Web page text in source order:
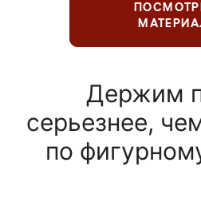
Держим
серьезнее,
по